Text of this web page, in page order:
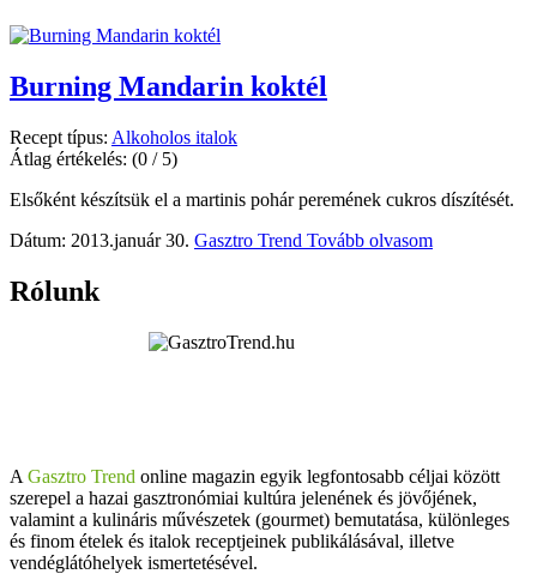
Burning Mandarin koktél
Recept típus: Alkoholos italok
Átlag értékelés: (0 / 5)
Elsőként készítsük el a martinis pohár peremének cukros díszítését.
Dátum: 2013.január 30. Gasztro Trend Tovább olvasom
Rólunk
A Gasztro Trend online magazin egyik legfontosabb céljai között
szerepel a hazai gasztronómiai kultúra jelenének és jövőjének,
valamint a kulináris művészetek (gourmet) bemutatása, különleges
és finom ételek és italok receptjeinek publikálásával, illetve
vendéglátóhelyek ismertetésével.